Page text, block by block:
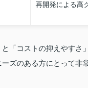
再開発による高
「コストの抑えやすさ
ズのある方にとって非